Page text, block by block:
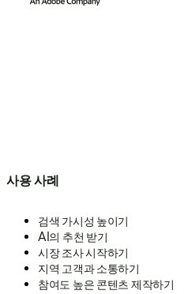
사용 사례
검색 가시성 높이기
AI의 추천 받기
시장 조사 시작하기
지역 고객과 소통하기
참여도 높은 콘텐츠 제작하기